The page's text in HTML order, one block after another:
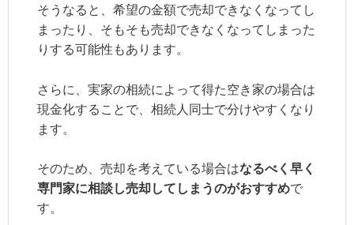
そうなると、希望の金額で売却できなくなってし
まったり、そもそも売却できなくなってしまった
りする可能性もあります。
さらに、実家の相続によって得た空き家の場合は
現金化することで、相続人同士で分けやすくなり
ます。
そのため、売却を考えている場合はなるべく早く
専門家に相談し売却してしまうのがおすすめで
す。